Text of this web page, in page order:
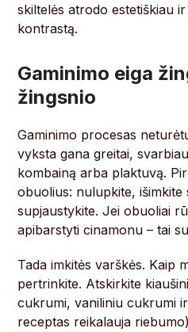
skiltelės atrodo estetiškiau
kontrastą.
Gaminimo eiga
žingsnio
Gaminimo procesas
vyksta gana greitai,
kombainą arba plaktuvą.
obuolius: nulupkite, išimkite
supjaustykite. Jei obuoliai
apibarstyti cinamonu – tai
Tada imkitės varškės. Kaip
pertrinkite. Atskirkite
cukrumi, vaniliniu cukrumi
receptas reikalauja